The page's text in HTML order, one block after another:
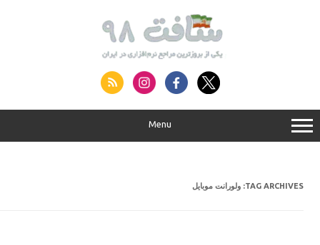
Menu
TAG ARCHIVES: ولورانت موبایل